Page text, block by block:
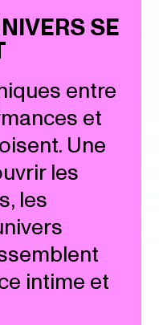
SE
entre
et
Une
les
les
intime et